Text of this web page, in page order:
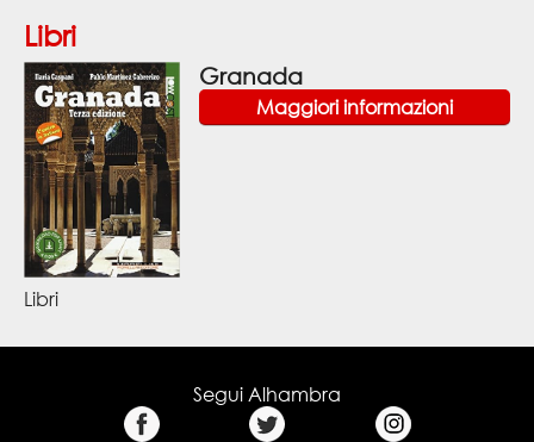
Libri
Granada
Maggiori informazioni
Libri
Segui Alhambra